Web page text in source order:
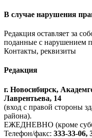
В случае нарушения
Редакция оставляет за
поданные с нарушением
Контакты, реквизиты
Редакция
г. Новосибирск,
Лаврентьева, 14
(вход с правой стороны
района).
ЕЖЕДНЕВНО (кроме
Телефон/факс: 333-33-06,